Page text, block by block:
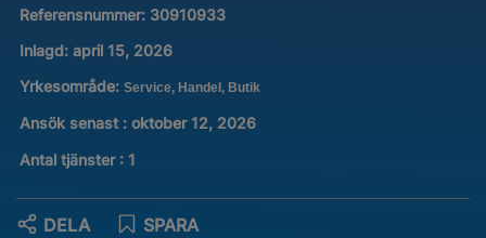
Referensnummer: 30910933
Inlagd: april 15, 2026
Yrkesområde: Service, Handel, Butik
Ansök senast : oktober 12, 2026
Antal tjänster : 1
SPARA
DELA